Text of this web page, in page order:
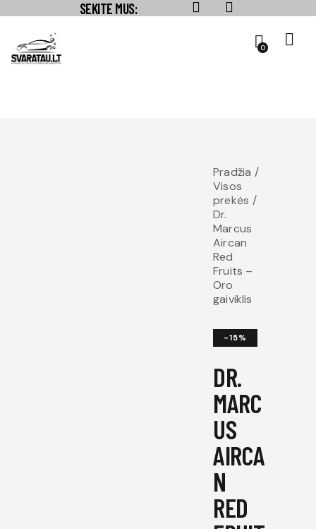
SEKITE MUS:
0
Pradžia
Visos
prekės
Dr.
Marcus
Aircan
Red
Fruits –
Oro
gaiviklis
-15%
DR.
MARC
US
AIRCA
N
RED